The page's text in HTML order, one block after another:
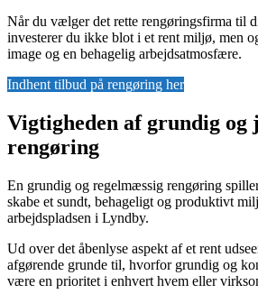
Når du vælger det rette rengøringsfirma til
investerer du ikke blot i et rent miljø, men
image og en behagelig arbejdsatmosfære.
Indhent tilbud på rengøring her
Vigtigheden af grundig
rengøring
En grundig og regelmæssig rengøring
skabe et sundt, behageligt og produktivt
arbejdspladsen i Lyndby.
Ud over det åbenlyse aspekt af et rent
afgørende grunde til, hvorfor grundig og
være en prioritet i enhvert hvem eller